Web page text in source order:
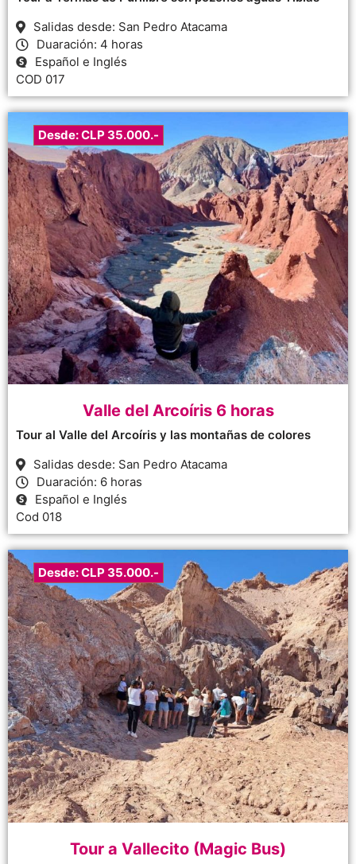
Salidas desde: San Pedro Atacama
Duaración: 4 horas
Español e Inglés
COD 017
Desde: CLP 35.000.-
Valle del Arcoíris 6 horas
Tour al Valle del Arcoíris y las montañas de colores
Salidas desde: San Pedro Atacama
Duaración: 6 horas
Español e Inglés
Cod 018
Desde: CLP 35.000.-
Tour a Vallecito (Magic Bus)